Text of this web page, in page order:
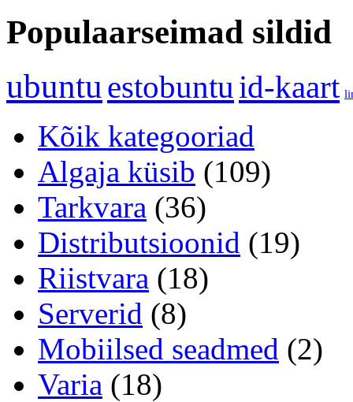
Populaarseimad sildid
ubuntu estobuntu id-kaart
Kõik kategooriad
Algaja küsib (109)
Tarkvara (36)
Distributsioonid (19)
Riistvara (18)
Serverid (8)
Mobiilsed seadmed (2)
Varia (18)